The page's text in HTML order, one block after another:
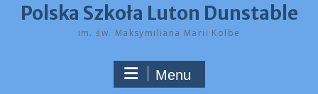
Polska Szkoła Luton Dunstable
im. św. Maksymiliana Marii Kolbe
Menu